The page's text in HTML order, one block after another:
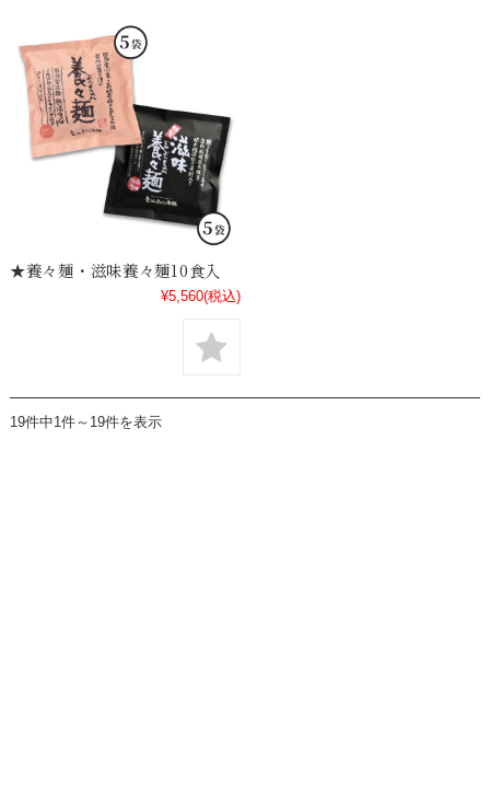
★養々麺・滋味養々麺10食入
¥5,560(税込)
19件中1件～19件を表示